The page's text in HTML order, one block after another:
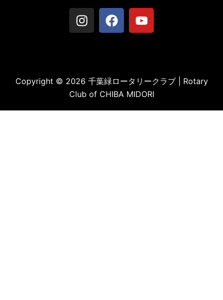
Copyright © 2026 千葉緑ロータリークラブ | Rotary
Club of CHIBA MIDORI